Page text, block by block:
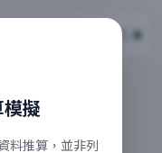
涵蓋自強、普悠瑪、
即時動態
擬
料推算，並非列